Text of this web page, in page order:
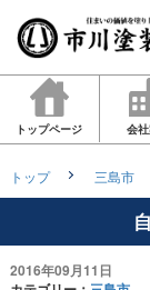
トップページ 会
トップ 三島市
2016年09月11日